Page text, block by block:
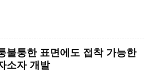
불퉁한 표면에도 접착 가능한
소자 개발